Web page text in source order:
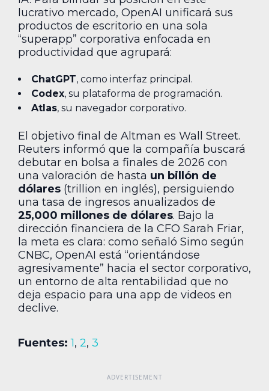
lucrativo mercado, OpenAI unificará sus
productos de escritorio en una sola
“superapp” corporativa enfocada en
productividad que agrupará:
ChatGPT, como interfaz principal.
Codex, su plataforma de programación.
Atlas, su navegador corporativo.
El objetivo final de Altman es Wall Street.
Reuters informó que la compañía buscará
debutar en bolsa a finales de 2026 con
una valoración de hasta un billón de
dólares (trillion en inglés), persiguiendo
una tasa de ingresos anualizados de
25,000 millones de dólares. Bajo la
dirección financiera de la CFO Sarah Friar,
la meta es clara: como señaló Simo según
CNBC, OpenAI está “orientándose
agresivamente” hacia el sector corporativo,
un entorno de alta rentabilidad que no
deja espacio para una app de videos en
declive.
Fuentes: 1, 2, 3